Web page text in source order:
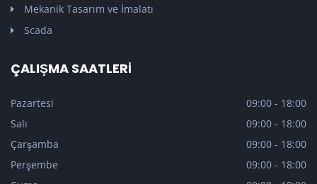
Mekanik Tasarım ve İmalatı
Scada
ÇALIŞMA SAATLERI
Pazartesi
09:00 - 18:00
Salı
09:00 - 18:00
Çarşamba
09:00 - 18:00
Perşembe
09:00 - 18:00